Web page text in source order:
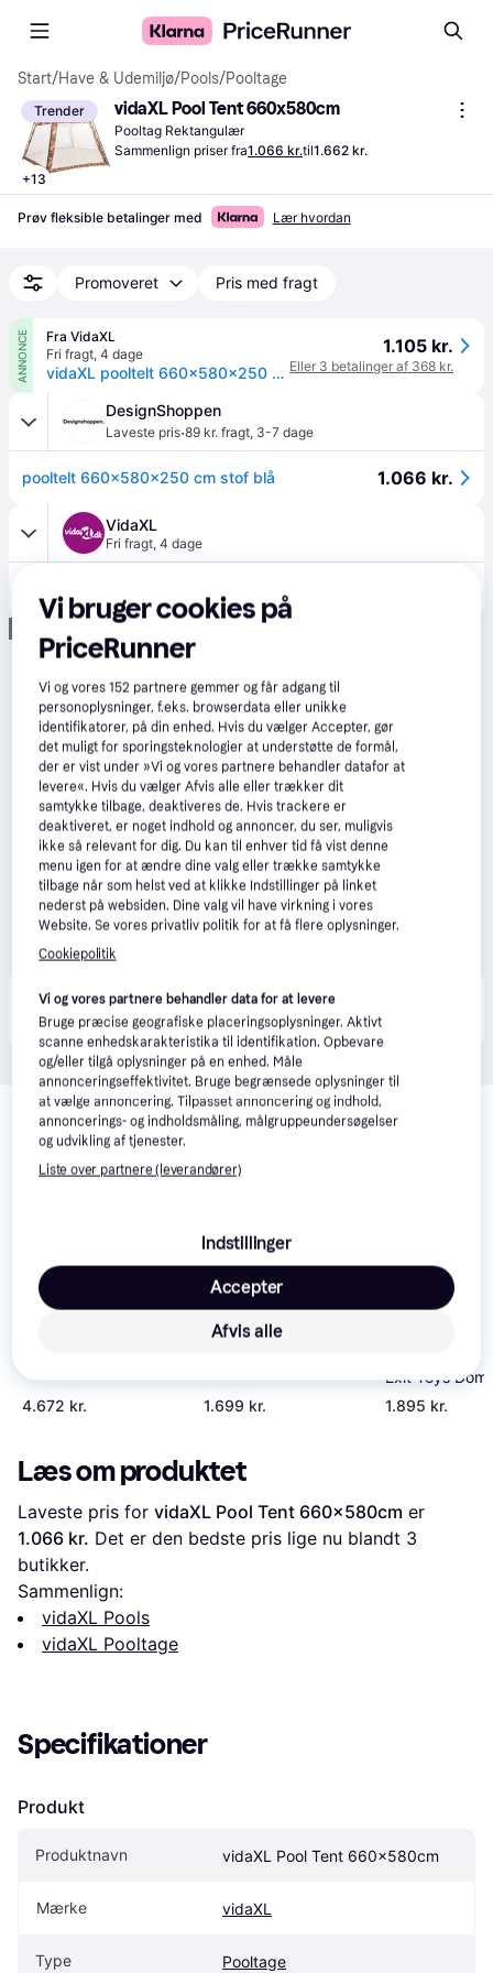
Start/Have & Udemiljø/Pools/Pooltage
Trender
+13
vidaXL Pool Tent 660x580cm
Pooltag Rektangulær
Sammenlign priser fra1.066 kr.til1.662 kr.
Prøv fleksible betalinger med Lær hvordan
Promoveret Pris med fragt
ANNONCE
Fra VidaXL
Fri fragt, 4 dage
vidaXL pooltelt 660x580x250 cm stof blå
1.105 kr.
Eller 3 betalinger af 368 kr.
DesignShoppen
Laveste pris·89 kr. fragt, 3-7 dage
pooltelt 660x580x250 cm stof blå 1.066 kr.
VidaXL
Fri fragt, 4 dage
Eller 3 betalinger af 368 kr.
Produktet fås også hos 1 butik, som ikke er betalende
kunde i denne kategori.
Relaterede produkter
Se vores forslag til andre produkter, der matcher dine
interesser.
4.672 kr. 1.699 kr.
Exit Toys
1.895 kr.
Læs om produktet
Laveste pris for vidaXL Pool Tent 660x580cm
1.066 kr. Det er den bedste pris lige nu blandt 3
butikker.
Sammenlign:
vidaXL Pools
vidaXL Pooltage
Specifikationer
Produkt
Produktnavn vidaXL Pool Tent 660x580cm
Mærke vidaXL
Type Pooltage
Vi bruger cookies på
PriceRunner
Vi og vores152 partnere gemmer og får adgang til
personoplysninger, f.eks. browserdata eller unikke
identifikatorer, på din enhed. Hvis du vælger Accepter, gør
det muligt for sporingsteknologier at understøtte de formål,
der er vist under »Vi og vores partnere behandler datafor at
levere«. Hvis du vælger Afvis alle eller trækker dit
samtykke tilbage, deaktiveres de. Hvis trackere er
deaktiveret, er noget indhold og annoncer, du ser, muligvis
ikke så relevant for dig. Du kan til enhver tid få vist denne
menu igen for at ændre dine valg eller trække samtykke
tilbage når som helst ved at klikke Indstillinger på linket
nederst på websiden. Dine valg vil have virkning i vores
Website. Se vores privatliv politik for at få flere oplysninger.
Cookiepolitik
Vi og vores partnere behandler data for at levere
Bruge præcise geografiske placeringsoplysninger. Aktivt
scanne enhedskarakteristika til identifikation. Opbevare
og/eller tilgå oplysninger på en enhed. Måle
annonceringseffektivitet. Bruge begrænsede oplysninger til
at vælge annoncering. Tilpasset annoncering og indhold,
annoncerings- og indholdsmåling, målgruppeundersøgelser
og udvikling af tjenester.
Liste over partnere (leverandører)
Indstillinger
Afvis alle
Accepter